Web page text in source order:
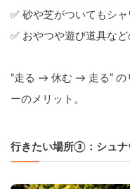
✅ 砂や芝がついてもシ
✅ おやつや遊び道具な
“走る → 休む → 走る” の
ーのメリット。
行きたい場所③：シュナ